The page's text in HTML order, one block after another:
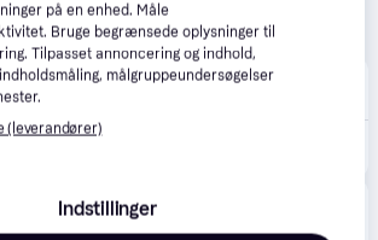
Cykler
,4-10 dage
5.0(2)
på en enhed. Måle
Bruge begrænsede oplysninger til
Tilpasset annoncering og indhold,
målgruppeundersøgelser
(leverandører)
Indstillinger